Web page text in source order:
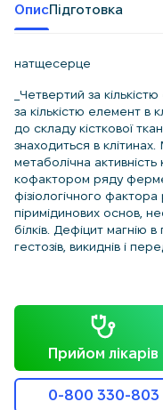
ОписПідготовка
натщесерце
_Четвертий за
за кількістю елемент в
до складу кісткової
знаходиться в
метаболічна активність
кофактором ряду
фізіологічного
піримідинових основ,
білків. Дефіцит магнію
гестозів, викиднів і
Прийом лікарів
0-800 330-803